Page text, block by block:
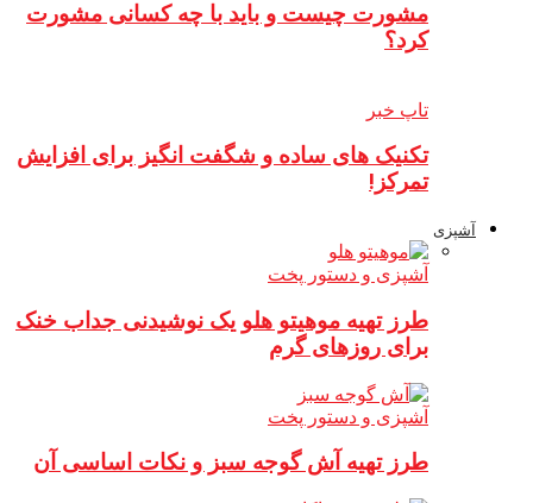
مشورت چیست و باید با چه کسانی مشورت
کرد؟
تاپ خبر
تکنیک های ساده و شگفت انگیز برای افزایش
تمرکز!
آشپزی
آشپزی و دستور پخت
طرز تهیه موهیتو هلو یک نوشیدنی جداب خنک
برای روزهای گرم
آشپزی و دستور پخت
طرز تهیه آش گوجه سبز و نکات اساسی آن